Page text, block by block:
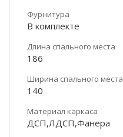
Фурнитура
В комплекте
Длина спального места
186
Ширина спального места
140
Материал каркаса
ДСП,ЛДСП,Фанера